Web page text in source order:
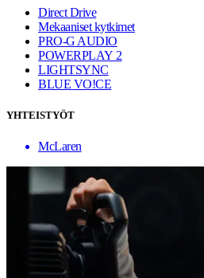
Direct Drive
Mekaaniset kytkimet
PRO-G AUDIO
POWERPLAY 2
LIGHTSYNC
BLUE VO!CE
YHTEISTYÖT
McLaren